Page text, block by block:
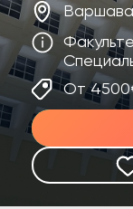
От